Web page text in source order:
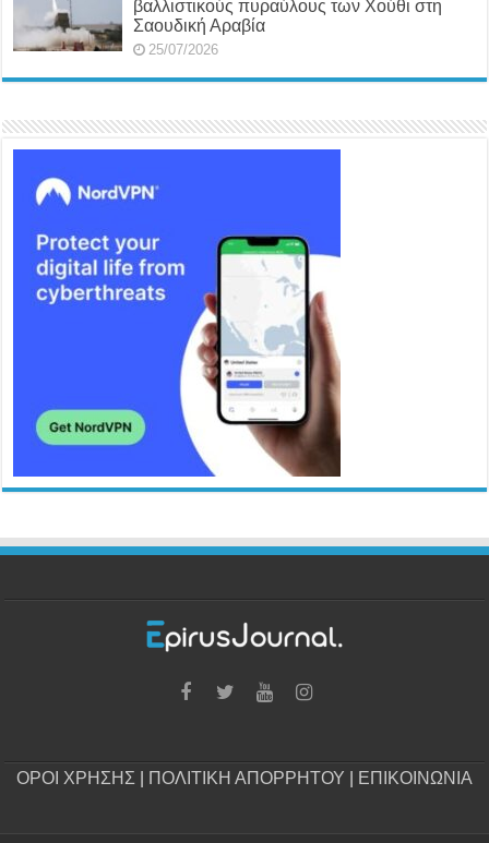
βαλλιστικούς πυραύλους των Χούθι στη
Σαουδική Αραβία
25/07/2026
ΟΡΟΙ ΧΡΗΣΗΣ ΠΟΛΙΤΙΚΗ ΑΠΟΡΡΗΤΟΥ ΕΠΙΚΟΙΝΩΝΙΑ